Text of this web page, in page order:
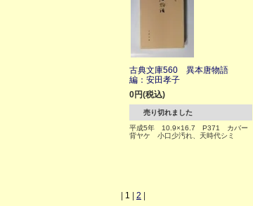
古典文庫560 異本唐物語
編：安田孝子
0円(税込)
売り切れました
平成5年 10.9×16.7 P371 カバー
背ヤケ 小口少汚れ、天時代シミ
1 2